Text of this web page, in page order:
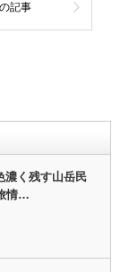
記事
濃く残す山岳民
情…